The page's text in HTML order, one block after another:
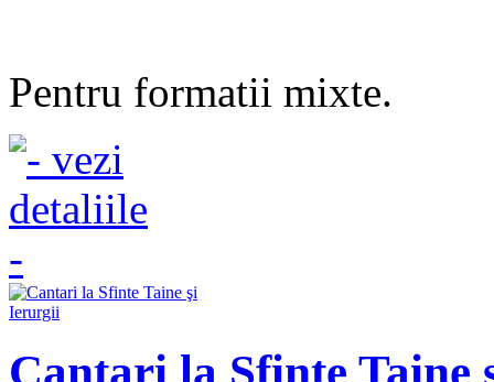
Pentru formatii mixte.
Cantari la Sfinte